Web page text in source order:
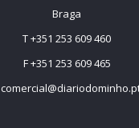
Braga
T +351 253 609 460
F +351 253 609 465